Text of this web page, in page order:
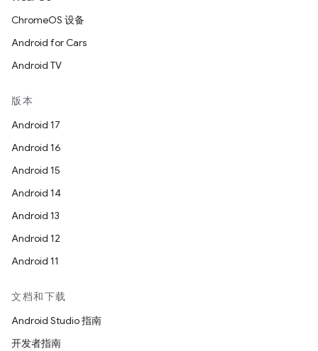
ChromeOS 设备
Android for Cars
Android TV
版本
Android 17
Android 16
Android 15
Android 14
Android 13
Android 12
Android 11
文档和下载
Android Studio 指南
开发者指南